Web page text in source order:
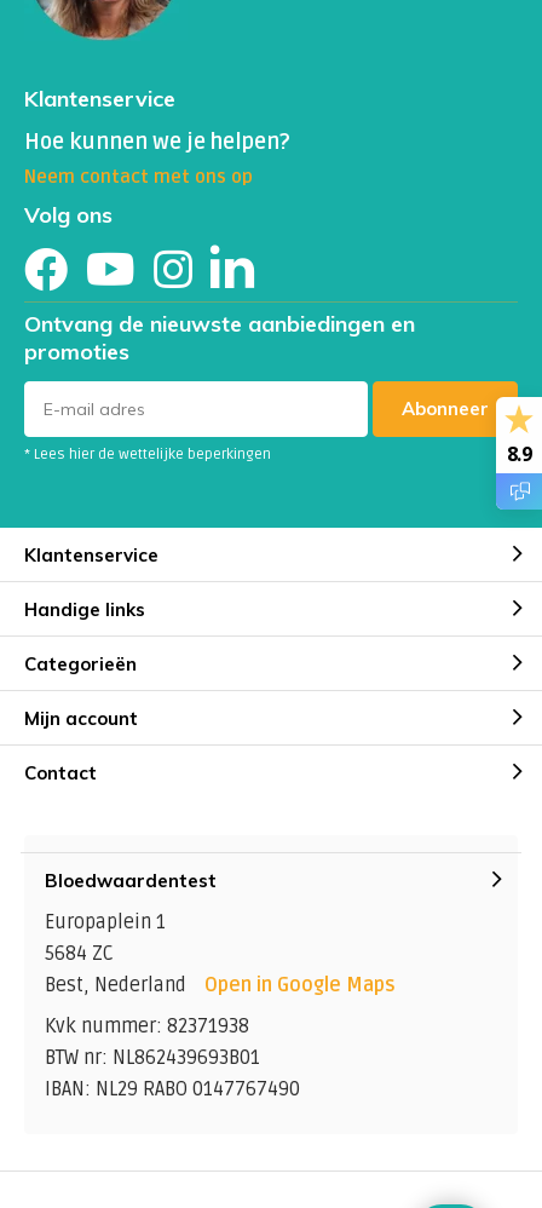
Klantenservice
Hoe kunnen we je helpen?
Neem contact met ons op
Volg ons
Ontvang de nieuwste aanbiedingen en
promoties
Abonneer
* Lees hier de wettelijke beperkingen
Klantenservice
Handige links
Categorieën
Mijn account
Contact
Bloedwaardentest
Europaplein 1
5684 ZC
Best, Nederland
Open in Google Maps
Kvk nummer: 82371938
BTW nr: NL862439693B01
IBAN: NL29 RABO 0147767490
8.9